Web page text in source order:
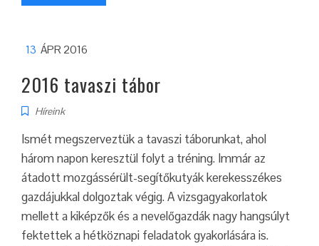
13 ÁPR 2016
2016 tavaszi tábor
Híreink
Ismét megszerveztük a tavaszi táborunkat, ahol
három napon keresztül folyt a tréning. Immár az
átadott mozgássérült-segítőkutyák kerekesszékes
gazdájukkal dolgoztak végig. A vizsgagyakorlatok
mellett a kiképzők és a nevelőgazdák nagy hangsúlyt
fektettek a hétköznapi feladatok gyakorlására is.